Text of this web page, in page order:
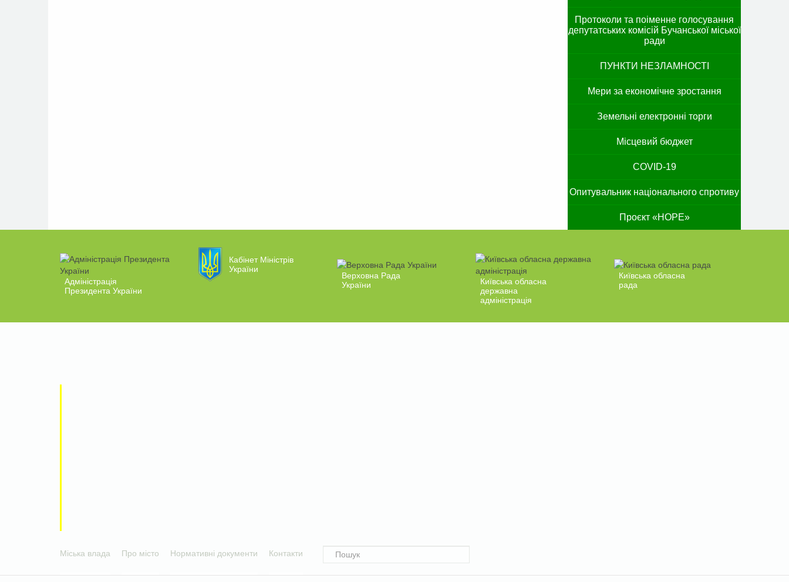
Протоколи та поіменне голосування
депутатських комісій Бучанської міської
ради
ПУНКТИ НЕЗЛАМНОСТІ
Мери за економічне зростання
Земельні електронні торги
Місцевий бюджет
COVID-19
Опитувальник національного спротиву
Проєкт «HOPE»
Адміністрація
Президента України
Кабінет Міністрів
України
Верховна Рада
України
Київська обласна
державна
адміністрація
Київська обласна
рада
Міська влада Про місто Нормативні документи Контакти